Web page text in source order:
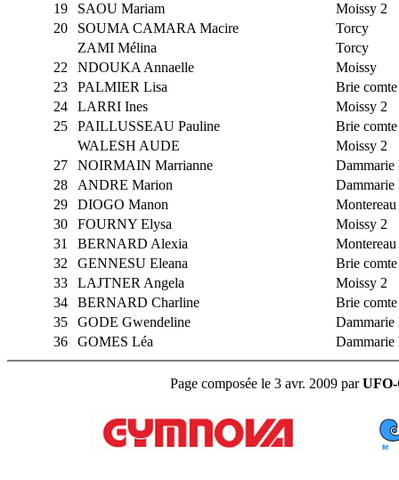
19
SAOU Mariam
Moissy 2
20
SOUMA CAMARA Macire
Torcy
ZAMI Mélina
Torcy
22
NDOUKA Annaelle
Moissy
23
PALMIER Lisa
Brie
24
LARRI Ines
Moissy 2
25
PAILLUSSEAU Pauline
Brie
WALESH AUDE
Moissy 2
27
NOIRMAIN Marrianne
Dammarie
28
ANDRE Marion
Dammarie
29
DIOGO Manon
Montereau
30
FOURNY Elysa
Moissy 2
31
BERNARD Alexia
Montereau
32
GENNESU Eleana
Brie
33
LAJTNER Angela
Moissy 2
34
BERNARD Charline
Brie
35
GODE Gwendeline
Dammarie
36
GOMES Léa Dammarie
Page composée le 3 avr. 2009 par